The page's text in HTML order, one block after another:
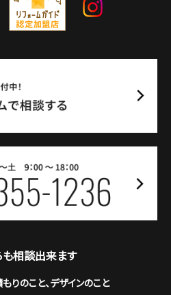
相談出来ます
りのこと、デザインのこと